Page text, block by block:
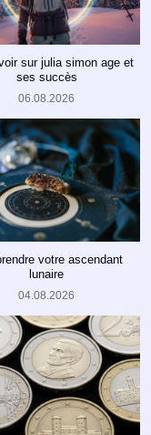
sur julia simon age et
ses succès
06.08.2026
votre ascendant
lunaire
04.08.2026